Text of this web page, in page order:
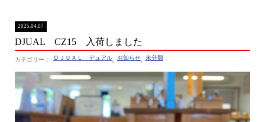
DJUAL CZ15 入荷しました
2025.04.07
ＤＪＵＡＬ デュアル お知らせ 未分類